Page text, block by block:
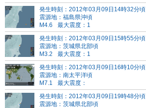
発生時刻：2012年03月09日14時32分頃
震源地：福島県沖頃
M4.6
最大震度：1
発生時刻：2012年03月09日15時55分頃
震源地：茨城県北部頃
M3.2
最大震度：1
発生時刻：2012年03月09日16時10分頃
震源地：南太平洋頃
M7.1
最大震度：
発生時刻：2012年03月09日19時48分頃
震源地：茨城県北部頃